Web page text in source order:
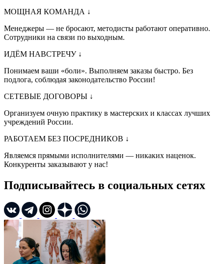
МОЩНАЯ КОМАНДА ↓
Менеджеры — не бросают, методисты работают оперативно.
Сотрудники на связи по выходным.
ИДЁМ НАВСТРЕЧУ ↓
Понимаем ваши «боли». Выполняем заказы быстро. Без
подлога, соблюдая законодательство России!
СЕТЕВЫЕ ДОГОВОРЫ ↓
Организуем очную практику в мастерских и классах лучших
учреждений России.
РАБОТАЕМ БЕЗ ПОСРЕДНИКОВ ↓
Являемся прямыми исполнителями — никаких наценок.
Конкуренты заказывают у нас!
Подписывайтесь в социальных сетях